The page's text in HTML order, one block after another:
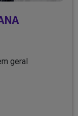
geral